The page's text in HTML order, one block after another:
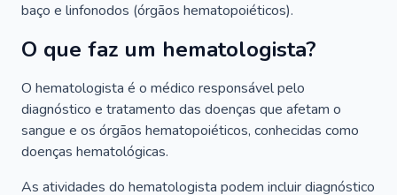
baço e linfonodos (órgãos hematopoiéticos).
O que faz um hematologista?
O hematologista é o médico responsável pelo
diagnóstico e tratamento das doenças que afetam o
sangue e os órgãos hematopoiéticos, conhecidas como
doenças hematológicas.
As atividades do hematologista podem incluir diagnóstico